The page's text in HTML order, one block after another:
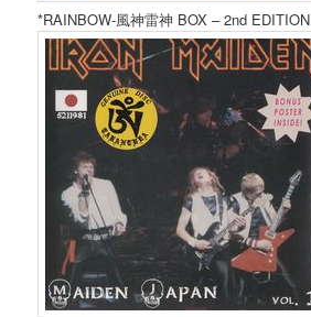
*RAINBOW-風神雷神 BOX – 2nd EDITION